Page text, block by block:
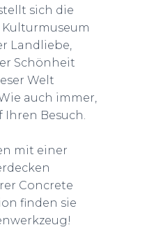
sich die
Kulturmuseum
Landliebe,
Schönheit
Welt
auch immer,
Ihren Besuch.
mit einer
Concrete
finden sie